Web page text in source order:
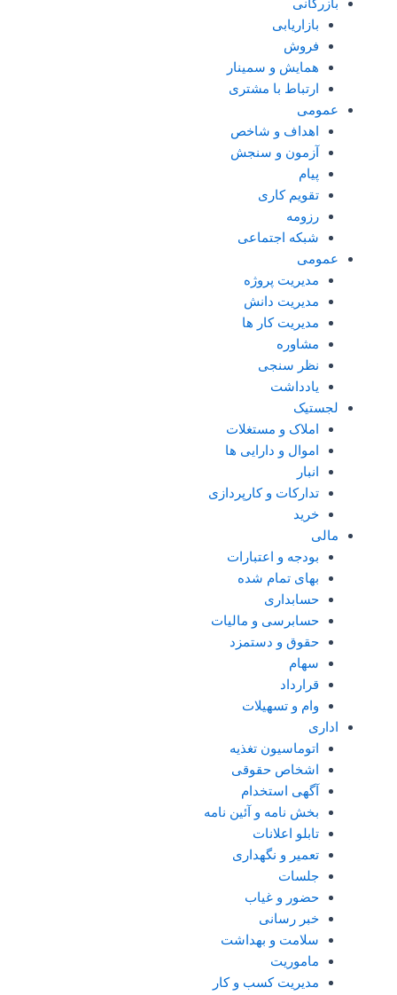
بازرگانی
بازاریابی
فروش
همایش و سمینار
ارتباط با مشتری
عمومی
اهداف و شاخص
آزمون و سنجش
پیام
تقویم کاری
رزومه
شبکه اجتماعی
عمومی
مدیریت پروژه
مدیریت دانش
مدیریت کار ها
مشاوره
نظر سنجی
یادداشت
لجستیک
املاک و مستغلات
اموال و دارایی ها
انبار
تدارکات و کارپردازی
خرید
مالی
بودجه و اعتبارات
بهای تمام شده
حسابداری
حسابرسی و مالیات
حقوق و دستمزد
سهام
قرارداد
وام و تسهیلات
اداری
اتوماسیون تغذیه
اشخاص حقوقی
آگهی استخدام
بخش نامه و آئین نامه
تابلو اعلانات
تعمیر و نگهداری
جلسات
حضور و غیاب
خبر رسانی
سلامت و بهداشت
ماموریت
مدیریت کسب و کار